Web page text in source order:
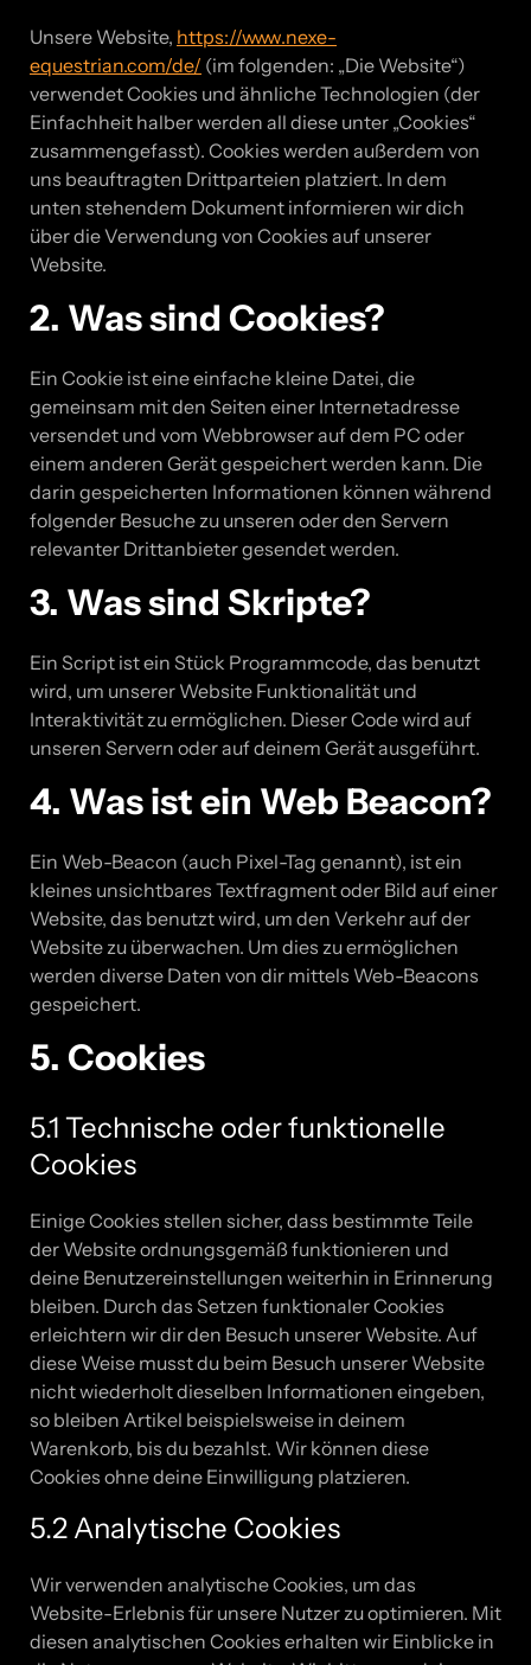
Unsere Website, https://www.nexe-
equestrian.com/de/ (im folgenden: „Die Website“)
verwendet Cookies und ähnliche Technologien (der
Einfachheit halber werden all diese unter „Cookies“
zusammengefasst). Cookies werden außerdem von
uns beauftragten Drittparteien platziert. In dem
unten stehendem Dokument informieren wir dich
über die Verwendung von Cookies auf unserer
Website.
2. Was sind Cookies?
Ein Cookie ist eine einfache kleine Datei, die
gemeinsam mit den Seiten einer Internetadresse
versendet und vom Webbrowser auf dem PC oder
einem anderen Gerät gespeichert werden kann. Die
darin gespeicherten Informationen können während
folgender Besuche zu unseren oder den Servern
relevanter Drittanbieter gesendet werden.
3. Was sind Skripte?
Ein Script ist ein Stück Programmcode, das benutzt
wird, um unserer Website Funktionalität und
Interaktivität zu ermöglichen. Dieser Code wird auf
unseren Servern oder auf deinem Gerät ausgeführt.
4. Was ist ein Web Beacon?
Ein Web-Beacon (auch Pixel-Tag genannt), ist ein
kleines unsichtbares Textfragment oder Bild auf einer
Website, das benutzt wird, um den Verkehr auf der
Website zu überwachen. Um dies zu ermöglichen
werden diverse Daten von dir mittels Web-Beacons
gespeichert.
5. Cookies
5.1 Technische oder funktionelle
Cookies
Einige Cookies stellen sicher, dass bestimmte Teile
der Website ordnungsgemäß funktionieren und
deine Benutzereinstellungen weiterhin in Erinnerung
bleiben. Durch das Setzen funktionaler Cookies
erleichtern wir dir den Besuch unserer Website. Auf
diese Weise musst du beim Besuch unserer Website
nicht wiederholt dieselben Informationen eingeben,
so bleiben Artikel beispielsweise in deinem
Warenkorb, bis du bezahlst. Wir können diese
Cookies ohne deine Einwilligung platzieren.
5.2 Analytische Cookies
Wir verwenden analytische Cookies, um das
Website-Erlebnis für unsere Nutzer zu optimieren. Mit
diesen analytischen Cookies erhalten wir Einblicke in